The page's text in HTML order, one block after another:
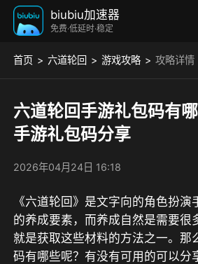
biubiu加速器
免费·低延时·稳定
首页 六道轮回 游戏攻略 攻略详情
六道轮回手游礼包码有
手游礼包码分享​
2026年04月24日 16:18
《六道轮回》是文字向的角色扮
的养成要素，而养成自然是需要很
就是获取这些材料的方法之一。那
码有哪些呢？有没有可用的可以分